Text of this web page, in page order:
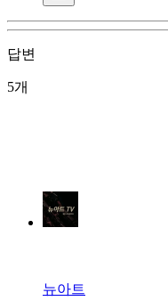
답변
5개
뉴아트